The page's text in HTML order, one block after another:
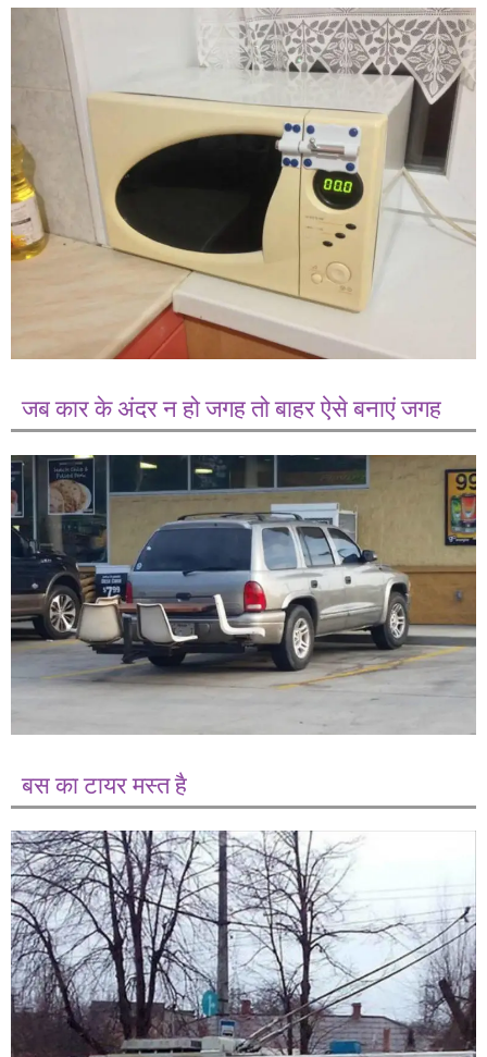
जब कार के अंदर न हो जगह तो बाहर ऐसे बनाएं जगह
बस का टायर मस्त है